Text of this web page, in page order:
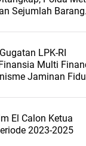
Sejumlah Barang
LPK-RI
Multi
Jaminan
El Calon Ketua
2023-2025